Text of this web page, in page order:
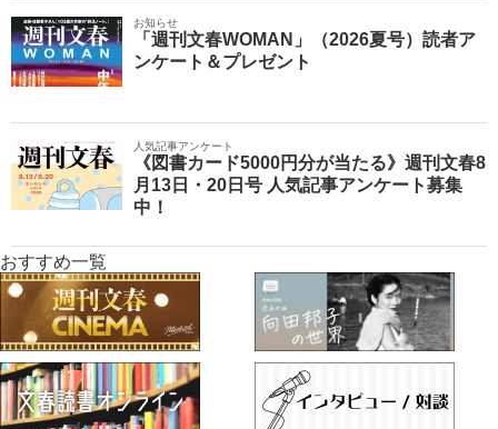
お知らせ
「週刊文春WOMAN」（2026夏号）読者ア
ンケート＆プレゼント
人気記事アンケート
《図書カード5000円分が当たる》週刊文春8
月13日・20日号 人気記事アンケート募集
中！
おすすめ一覧